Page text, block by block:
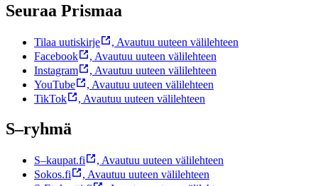
Seuraa Prismaa
Tilaa uutiskirje , Avautuu uuteen välilehteen
Facebook
, Avautuu uuteen välilehteen
Instagram
, Avautuu uuteen välilehteen
YouTube
, Avautuu uuteen välilehteen
TikTok
, Avautuu uuteen välilehteen
S–ryhmä
S–kaupat.fi , Avautuu uuteen välilehteen
Sokos.fi
, Avautuu uuteen välilehteen